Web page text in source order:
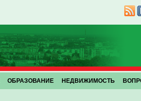
ОБРАЗОВАНИЕ НЕДВИЖИМОСТЬ